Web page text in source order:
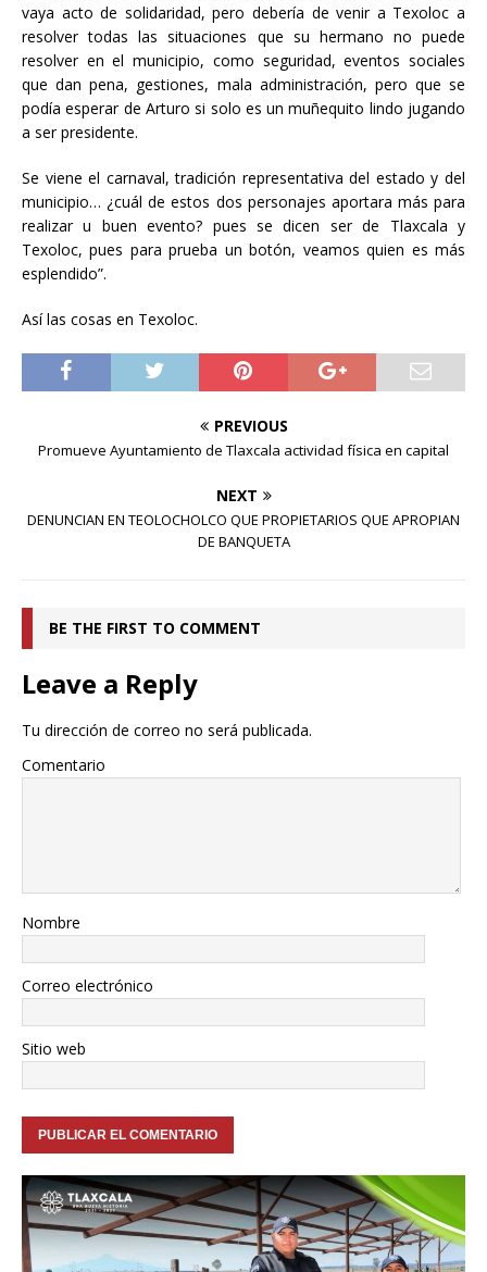
vaya acto de solidaridad, pero debería de venir a Texoloc a
resolver todas las situaciones que su hermano no puede
resolver en el municipio, como seguridad, eventos sociales
que dan pena, gestiones, mala administración, pero que se
podía esperar de Arturo si solo es un muñequito lindo jugando
a ser presidente.
Se viene el carnaval, tradición representativa del estado y del
municipio… ¿cuál de estos dos personajes aportara más para
realizar u buen evento? pues se dicen ser de Tlaxcala y
Texoloc, pues para prueba un botón, veamos quien es más
esplendido”.
Así las cosas en Texoloc.
PREVIOUS
Promueve Ayuntamiento de Tlaxcala actividad física en capital
NEXT
DENUNCIAN EN TEOLOCHOLCO QUE PROPIETARIOS QUE APROPIAN
DE BANQUETA
BE THE FIRST TO COMMENT
Leave a Reply
Tu dirección de correo no será publicada.
Comentario
Nombre
Correo electrónico
Sitio web